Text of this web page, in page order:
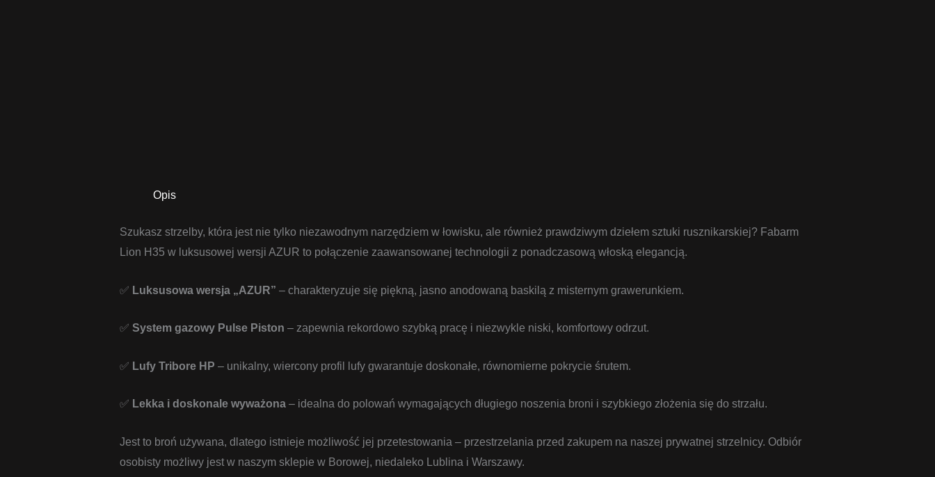
Opis
Szukasz strzelby, która jest nie tylko niezawodnym narzędziem w łowisku, ale również prawdziwym dziełem sztuki rusznikarskiej? Fabarm
Lion H35 w luksusowej wersji AZUR to połączenie zaawansowanej technologii z ponadczasową włoską elegancją.
✅ Luksusowa wersja „AZUR” – charakteryzuje się piękną, jasno anodowaną baskilą z misternym grawerunkiem.
✅ System gazowy Pulse Piston – zapewnia rekordowo szybką pracę i niezwykle niski, komfortowy odrzut.
✅ Lufy Tribore HP – unikalny, wiercony profil lufy gwarantuje doskonałe, równomierne pokrycie śrutem.
✅ Lekka i doskonale wyważona – idealna do polowań wymagających długiego noszenia broni i szybkiego złożenia się do strzału.
Jest to broń używana, dlatego istnieje możliwość jej przetestowania – przestrzelania przed zakupem na naszej prywatnej strzelnicy. Odbiór
osobisty możliwy jest w naszym sklepie w Borowej, niedaleko Lublina i Warszawy.